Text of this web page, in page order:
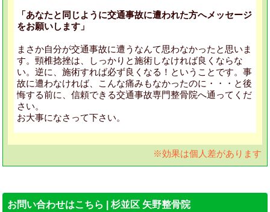
「あなたと同じように交通事故に遭われた方へメッセージ
をお願いします」
まさか自分が交通事故に遭うなんて思わなかったと思いま
す。頸椎捻挫は、しっかりと施術しなければ良くならな
い。逆に、施術すれば必ず良くなる！ということです。事
故に遭わなければ、こんな痛みもなかったのに・・・と後
悔する前に、信頼できる交通事故専門整骨院へ通ってくだ
さい。
お大事になさって下さい。
※効果は個人差があります
お問い合わせはこちら | 杉並区 矢野整骨院